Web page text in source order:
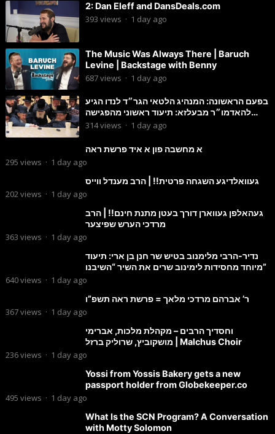
2: Dan Eleff and DansDeals.com
393 views · 1 day ago
The Music Was Always There | Baruch
Levine | Backstage with Benny
687views · 1 day ago
בפעם הראשונה: המנהיג הלטאי הגר״ד לנדו הגיע
להאדמו״ר מבעלזא: תיעוד ראשוני מהפגישה
הנדירה
314views · 1 day ago
א מחשבה פון א איד פרשת ראה
295 views · 1 day ago
געוואלדיגע השגחה פרטית!! | הרב מענדל ווייס
202views · 1 day ago
געהאלפן געווארן דורך בעטן מתנת חינם!! | הרב
מרדכי הערש שפיצער
363 views · 1 day ago
נדיר-הרבי מלימנוב בטיש שר חנן בן ארי: תיעוד
מיוחד מחסידות לימינוב שרים את השיר “השיבנו”
640views · 1 day ago
ר’ אברהם מרדכי מלאך = פרשת ראה תשפ”ו
367views · 1 day ago
וחסדיך הרבים – מקהלת מלכות, אברימי
מושקוביץ, שרוליק ברזל | Malchus Choir
236views · 1 day ago
Yossi from Yossis Bakery gets a new
passport holder from Globekeeper.co
495 views · 1 day ago
What Is the SCN Program? A Conversation
with Motty Solomon